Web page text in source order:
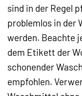
sind in der Regel
problemlos in der
werden. Beachte
dem Etikett der
schonender
empfohlen.